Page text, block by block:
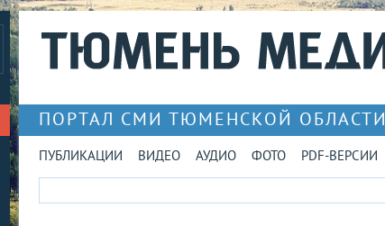
ПОРТАЛ СМИ ТЮМЕНСКОЙ ОБЛАСТИ
ПУБЛИКАЦИИ ВИДЕО АУДИО ФОТО PDF-ВЕРСИИ